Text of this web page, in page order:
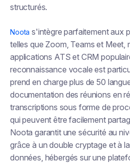
structurés.
Noota s'intègre parfaitement aux
telles que Zoom, Teams et Meet,
applications ATS et CRM
reconnaissance vocale est
prend en charge plus de 50
documentation des réunions en
transcriptions sous forme de
qui peuvent être facilement
Noota garantit une sécurité au
grâce à un double cryptage et à
données, hébergés sur une